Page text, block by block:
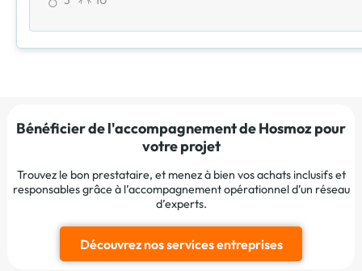
Bénéficier de l'accompagnement de Hosmoz pour
votre projet
Trouvez le bon prestataire, et menez à bien vos achats inclusifs et
responsables grâce à l’accompagnement opérationnel d’un réseau
d’experts.
Découvrez nos services entreprises